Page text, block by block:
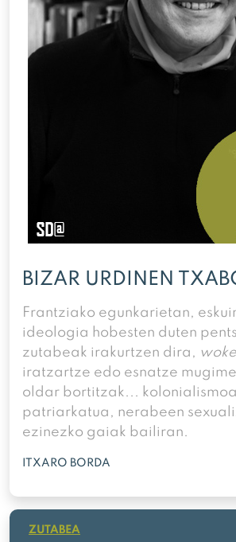
BIZAR URDINEN
Frantziako egunkarietan,
ideologia hobesten duten
zutabeak irakurtzen dira, woke
iratzartze edo esnatze
oldar bortitzak...
patriarkatua, nerabeen
ezinezko gaiak bailiran.
ITXARO BORDA
ZUTABEA